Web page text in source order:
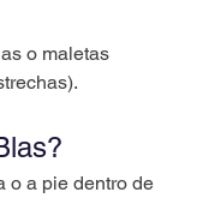
o maletas
o a pie dentro de